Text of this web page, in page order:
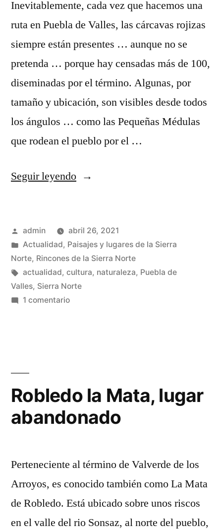
Inevitablemente, cada vez que hacemos una
ruta en Puebla de Valles, las cárcavas rojizas
siempre están presentes … aunque no se
pretenda … porque hay censadas más de 100,
diseminadas por el término. Algunas, por
tamaño y ubicación, son visibles desde todos
los ángulos … como las Pequeñas Médulas
que rodean el pueblo por el …
Seguir leyendo«Cárcavas,
…»
Publicado
por
admin
abril 26, 2021
Publicado
en
Actualidad, Paisajes y lugares de la Sierra
Norte, Rincones de la Sierra Norte
Etiquetas:
actualidad, cultura, naturaleza, Puebla de
Valles, Sierra Norte
1 comentarioen
Robledo la Mata, lugar
abandonado
Perteneciente al término de Valverde de los
Arroyos, es conocido también como La Mata
de Robledo. Está ubicado sobre unos riscos
en el valle del rio Sonsaz, al norte del pueblo,